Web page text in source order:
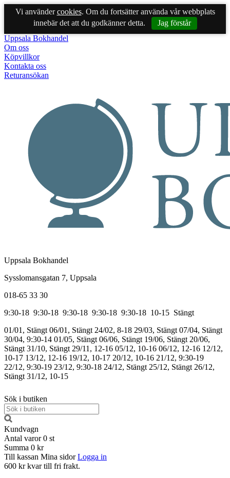
Vi användercookies. Om du fortsätter använda vår webbplats
innebär det att du godkänner detta.
Jag förstår
Uppsala Bokhandel
Om oss
Köpvillkor
Kontakta oss
Returansökan
Uppsala Bokhandel
Sysslomansgatan 7, Uppsala
018-65 33 30
9:30-18 9:30-18 9:30-18 9:30-18 9:30-18 10-15 Stängt
01/01, Stängt 06/01, Stängt 24/02, 8-18 29/03, Stängt 07/04, Stängt
30/04, 9:30-14 01/05, Stängt 06/06, Stängt 19/06, Stängt 20/06,
Stängt 31/10, Stängt 29/11, 12-16 05/12, 10-16 06/12, 12-16 12/12,
10-17 13/12, 12-16 19/12, 10-17 20/12, 10-16 21/12, 9:30-19
22/12, 9:30-19 23/12, 9:30-18 24/12, Stängt 25/12, Stängt 26/12,
Stängt 31/12, 10-15
Sök i butiken
Kundvagn
Antal varor 0 st
Summa 0 kr
Till kassan Mina sidor Logga in
600 kr kvar till fri frakt.